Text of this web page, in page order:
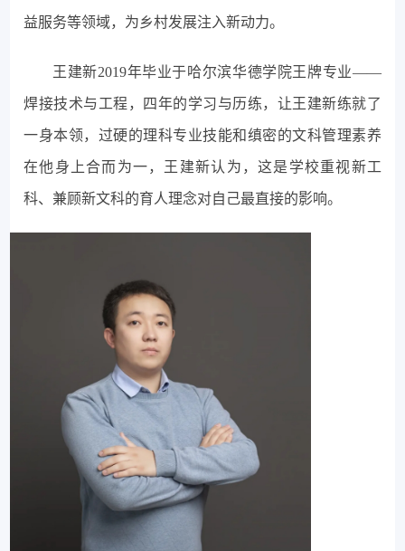
益服务等领域，为乡村发展注入新动力。
王建新2019年毕业于哈尔滨华德学院王牌专业——
焊接技术与工程，四年的学习与历练，让王建新练就了
一身本领，过硬的理科专业技能和缜密的文科管理素养
在他身上合而为一，王建新认为，这是学校重视新工
科、兼顾新文科的育人理念对自己最直接的影响。